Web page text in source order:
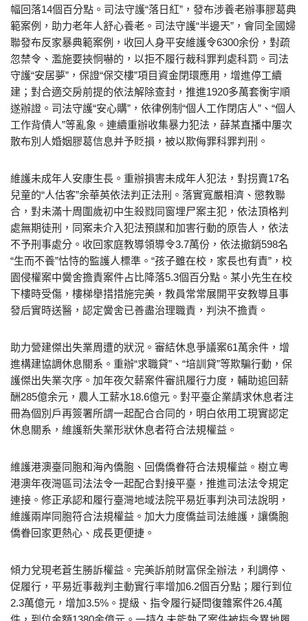
幅回落14個百分點。司法守護“落日紅”，發布涉養老辦事膠葛典
範案例，助力老年人舒心養老。司法守護“半邊天”，會同全國婦
聯發布反家暴典範案例，收回人身平安維護令6300余份，對疏
忽禁令、濫施要挾恫嚇的，以拒不履行裁科罪判處科罰。司法
守護“安居夢”，保證“保交樓”項目資金閉環應用，增進停工續
建；對合適交房前提的依法解除查封，推進1920多萬套衡宇順
遂辦證。司法守護“安心購”，依律例制“個人工作閉店人”、“個人
工作背債人”等亂象。連續重辦收集暴力犯法，薛某直播中屢次
散布別人婚姻膠葛信息并予貶損，被以欺侮罪科罪判刑。
維護未成年人安康生長。重辦損害未成年人犯法，對拐賣17名
兒童的“人估客”余華英依法判正法刑。落實寬嚴相濟、懲教聯
合，對未滿十周圍歲初中生殺戮同窗埋尸案主犯，依法頂格判
處無期徒刑，同案未介入犯法預謀和加害行動的原告人，依法
不予刑事處分。收回家庭教導領導令3.7萬份，依法撤銷598名
“生而不養”怙恃的監護人標準。“孩子雖在校，家長也有責”，校
園侵權案中黌舍擔責案件占比降落5.3個百分點。某小先生在校
下樓時受傷，樓梯舉措措施完美，教員常常展開平安教導且事
發后實時送醫，認定黌舍已善盡治理職責，判決不擔責。
助力營建傑出失業周遭的狀況。審結休息爭議案61萬余件，增
進構建協調休息關系。重辦“求職貸”、“培訓貸”等欺騙行動，保
護傑出失業次序。加年夜欠薪案件審訊履行力度，輔助追回薪
酬285億余元，農人工薪水18.6億元。對平臺企業請求休息者注
冊為個別戶再簽署所謂一起配合合同的，明白依用工現實認定
休息關系，維護新失業形狀休息者符合法規權益。
維護港澳臺同胞和海內僑胞、回僑僑眷符合法規權益。樹立粵
港澳年夜灣區司法法令一起配合對接平臺，推進司法法令規定
連接。修正承認和履行臺灣地域法院平易近事判決司法說明，
維護兩岸同胞符合法規權益。加大力度僑益司法維護，讓僑胞
僑眷回家更熱心、成長更便捷。
傾力兌現老蒼生勝訴權益。完美訴前財富保全辦法，利調停、
促履行，平易近事裁判主動實行率增加6.2個百分點；履行到位
2.3萬億元，增加3.5%。提級、指令履行疑問復雜案件26.4萬